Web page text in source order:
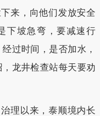
来，向他们发放安全
下坡急弯，要减速行
过时间，是否加水，
龙井检查站每天要劝
理以来，泰顺境内长